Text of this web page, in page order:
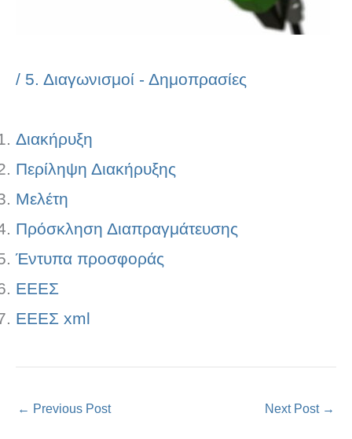
/ 5. Διαγωνισμοί - Δημοπρασίες
Διακήρυξη
Περίληψη Διακήρυξης
Μελέτη
Πρόσκληση Διαπραγμάτευσης
Έντυπα προσφοράς
ΕΕΕΣ
ΕΕΕΣ xml
← Previous Post Next Post →